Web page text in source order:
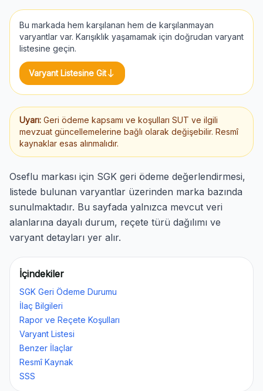
Bu markada hem karşılanan hem de karşılanmayan
varyantlar var. Karışıklık yaşamamak için doğrudan varyant
listesine geçin.
Varyant Listesine Gitsouth
Uyarı: Geri ödeme kapsamı ve koşulları SUT ve ilgili
mevzuat güncellemelerine bağlı olarak değişebilir. Resmî
kaynaklar esas alınmalıdır.
Oseflu markası için SGK geri ödeme değerlendirmesi,
listede bulunan varyantlar üzerinden marka bazında
sunulmaktadır. Bu sayfada yalnızca mevcut veri
alanlarına dayalı durum, reçete türü dağılımı ve
varyant detayları yer alır.
İçindekiler
SGK Geri Ödeme Durumu
İlaç Bilgileri
Rapor ve Reçete Koşulları
Varyant Listesi
Benzer İlaçlar
Resmî Kaynak
SSS